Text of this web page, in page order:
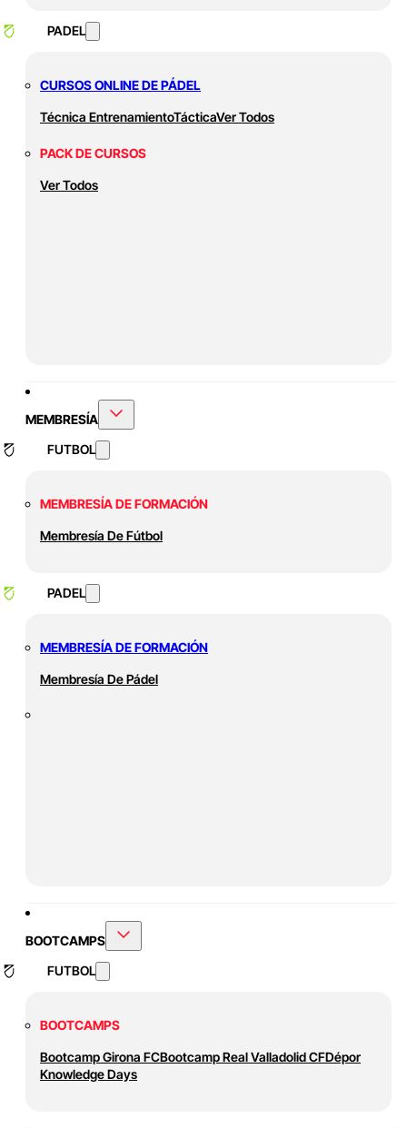
PADEL
CURSOS ONLINE DE PÁDEL
Técnica EntrenamientoTácticaVer Todos
PACK DE CURSOS
Ver Todos
MEMBRESÍA
FUTBOL
MEMBRESÍA DE FORMACIÓN
Membresía De Fútbol
PADEL
MEMBRESÍA DE FORMACIÓN
Membresía De Pádel
BOOTCAMPS
FUTBOL
BOOTCAMPS
Bootcamp Girona FCBootcamp Real Valladolid CFDépor
Knowledge Days